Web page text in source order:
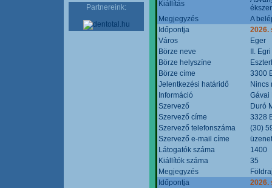
Partnereink:
Kiállítás
Megjegyzés
A
Időpontja
2026.
Város
Eger
Börze neve
II.
Börze helyszíne
Börze címe
3300
Jelentkezési határidő
Nincs
Információ
Gávai
Szervező
Duró
Szervező címe
3328
Szervező telefonszáma
(30)
Szervező e-mail címe
Látogatók száma
1400
Kiállítók száma
35
Megjegyzés
Időpontja
2026.